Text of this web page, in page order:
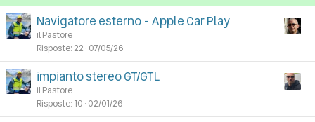
z
v
Navigatore esterno - Apple Car Play
il Pastore
Risposte 22 07/05/26
impianto stereo GT/GTL
il Pastore
Risposte 10 02/01/26